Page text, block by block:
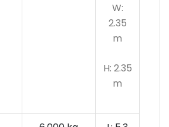
W:
2.35
m
H: 2.35
m